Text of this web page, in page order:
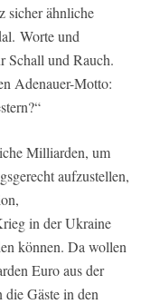
sicher ähnliche
Worte und
Schall und Rauch.
Adenauer-Motto:
Milliarden, um
aufzustellen,
in der Ukraine
können. Da wollen
Euro aus der
Gäste in den